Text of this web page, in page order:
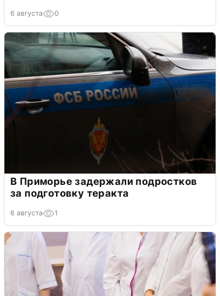
6 августа 0
В Приморье задержали подростков
за подготовку теракта
6 августа 1